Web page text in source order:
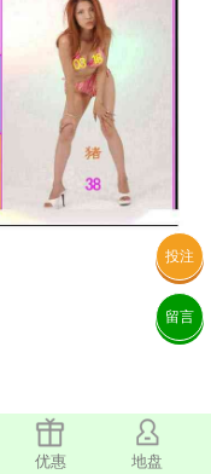
优惠 地盘
投注
留言